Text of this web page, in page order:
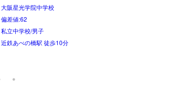
神戸大学附属中等教育学校
偏差値:58
国立中学校/共学
阪急神戸本線「御影駅」徒歩